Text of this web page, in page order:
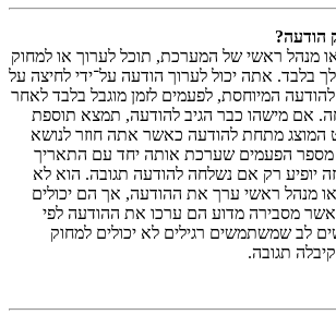
הודעה?
מנהל ראשי של המערכת, תוכל לערוך או למחוק
בלבד. אתה יכול לערוך הודעה על־ידי לחיצה על
המיוחסת, לפעמים לזמן מוגבל בלבד לאחר
אם מישהו כבר הגיב להודעה, תמצא תוספת
מתחת להודעה כאשר אתה חוזר לנושא
הפעמים שערכת אותה יחד עם התאריך
יופיע רק אם נשלחה להודעה תגובה. הוא לא
מנהל ראשי ערך את ההודעה, אך הם יכולים
מסבירה מדוע הם ערכו את ההודעה לפי
לב שמשתמשים רגילים לא יכולים למחוק
תגובה.